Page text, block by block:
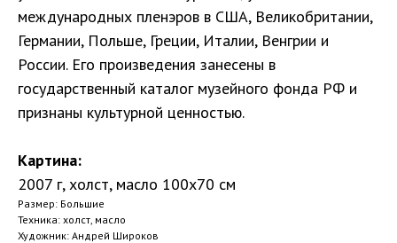
международных пленэров в США, Великобритании,
Германии, Польше, Греции, Италии, Венгрии и
России. Его произведения занесены в
государственный каталог музейного фонда РФ и
признаны культурной ценностью.
Картина:
2007 г, холст, масло 100х70 см
Размер: Большие
Техника: холст, масло
Художник: Андрей Широков